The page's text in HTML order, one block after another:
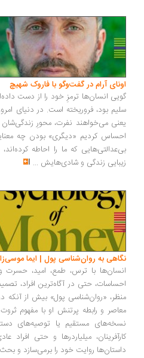
آرام در گفت‌وگو با فاروک شهیچ‭
انسان‌ها ترمزِ خود را از دست داده‌اند و
بود، فروریخته است. در دنیای امروز،
می‌خواهند نفرت، محورِ زندگی‌شان
کردیم «دیگری» بودن چه معنایی
که ما را احاطه کرده‌اند، و
زندگی و شادی‌هایش...
به روان‌شناسی پول | ایما موسی‌زاده
با ترس، طمع، امید، حسرت و
حتی در آگاه‌ترین افراد،
«روان‌شناسی پول» بیش از آنکه درباره
و رابطه پرتنش او با مفهوم ثروت و
مستقیم یا توصیه‌های دستوری،
میلیاردرها و حتی افراد عادی
روایت خود را برمی‌سازد و بحث را